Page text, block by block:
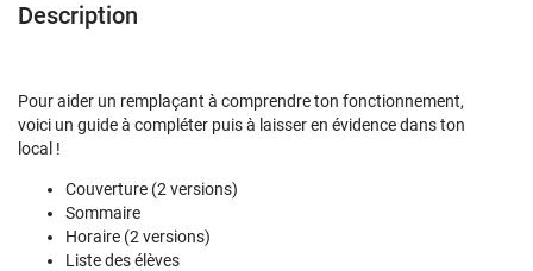
Description
Pour aider un remplaçant à comprendre ton fonctionnement,
voici un guide à compléter puis à laisser en évidence dans ton
local !
Couverture (2 versions)
Sommaire
Horaire (2 versions)
Liste des élèves